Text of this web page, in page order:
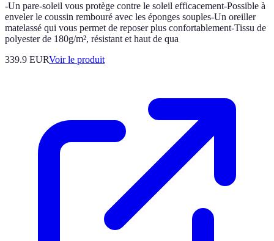
-Un pare-soleil vous protège contre le soleil efficacement-Possible à
enveler le coussin rembouré avec les éponges souples-Un oreiller
matelassé qui vous permet de reposer plus confortablement-Tissu de
polyester de 180g/m², résistant et haut de qua
339.9 EURVoir le produit